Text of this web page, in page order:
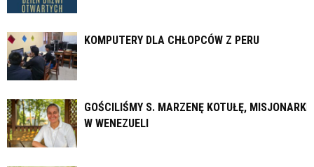
KOMPUTERY DLA CHŁOPCÓW Z PERU
GOŚCILIŚMY S. MARZENĘ KOTUŁĘ, MISJONARKĘ
W WENEZUELI